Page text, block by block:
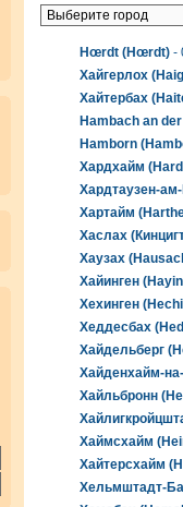
Hœrdt (Hœrdt) -
Хайгерлох
Хайтербах
Hambach an
Hamborn
Хардхайм
Хардтаузен-
Хартайм
Хаслах
Хаузах
Хайинген
Хехинген
Хеддесбах
Хайдельберг
Хайденхайм-
Хайльбронн
Хаймсхайм
Хайтерсхайм
Хельмштадт-